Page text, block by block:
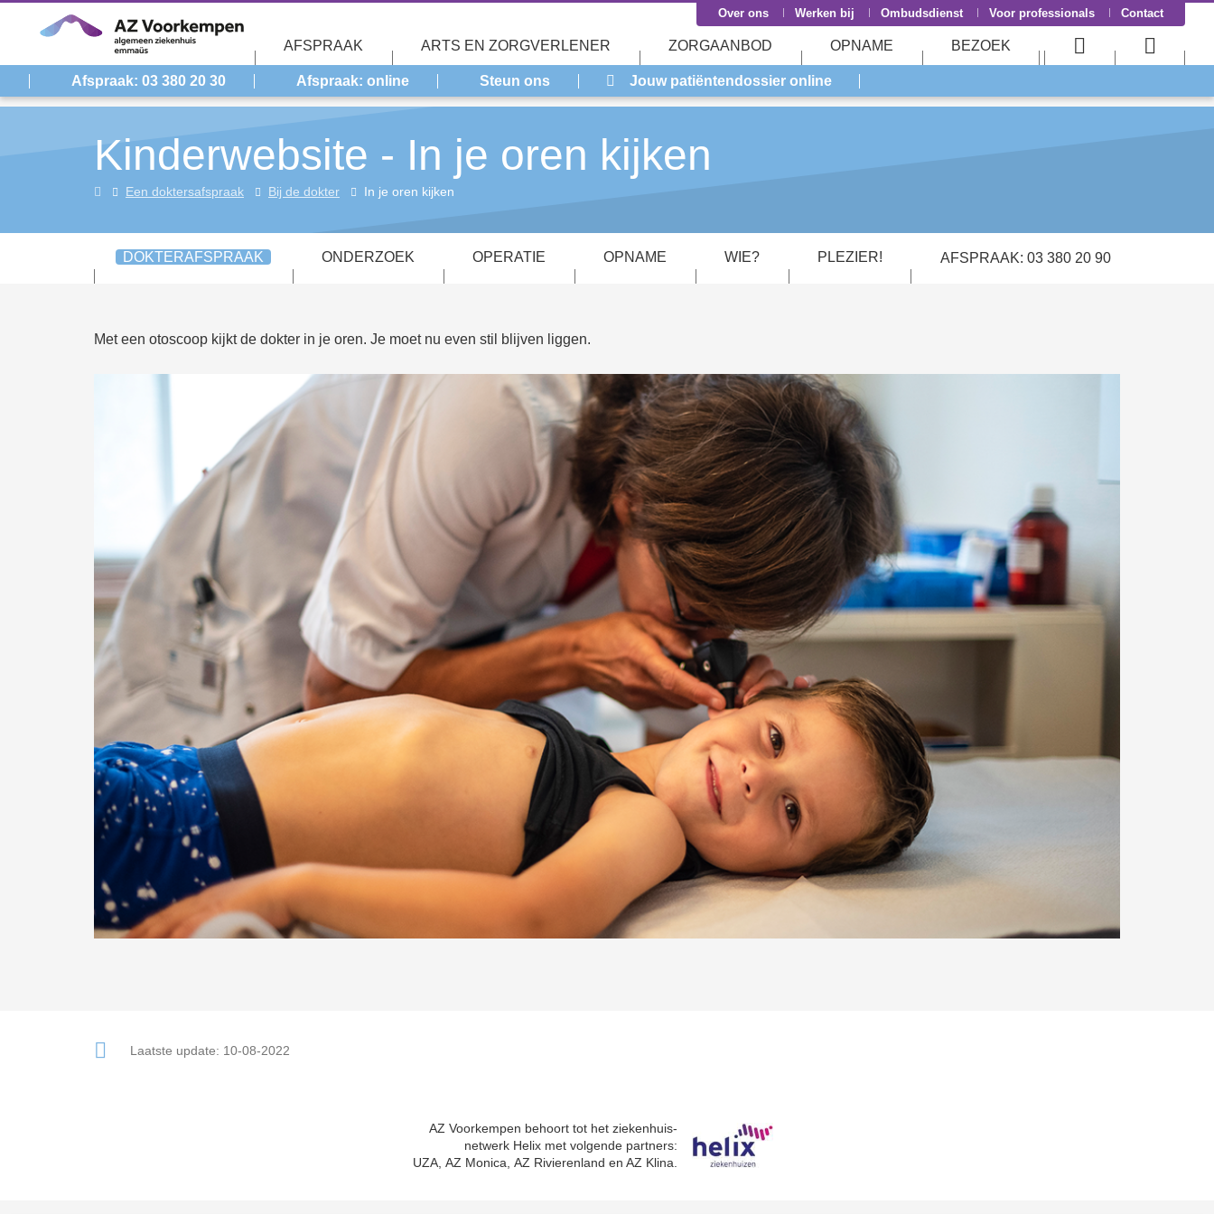
Over ons Werken bij Ombudsdienst Voor professionals Contact
AFSPRAAK ARTS EN ZORGVERLENER ZORGAANBOD OPNAME BEZOEK
User
menu
menu
Afspraak: 03 380 20 30 Afspraak: online Steun ons Jouw patiëntendossier online
Kinderwebsite - In je oren kijken
Kinderwebsite
Een doktersafspraak Bij de dokter In je oren kijken
DOKTERAFSPRAAK ONDERZOEK OPERATIE OPNAME WIE? PLEZIER! AFSPRAAK: 03 380 20 90
Met een otoscoop kijkt de dokter in je oren. Je moet nu even stil blijven liggen.
Laatste update: 10-08-2022
AZ Voorkempen behoort tot het ziekenhuis-
netwerk Helix met volgende partners:
UZA, AZ Monica, AZ Rivierenland en AZ Klina.